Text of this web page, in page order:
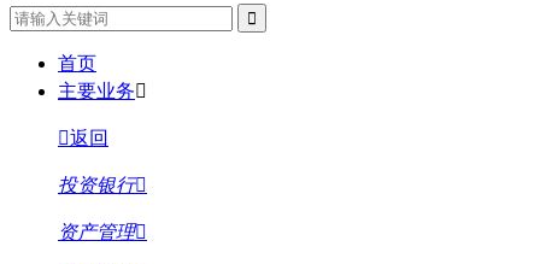
首页
主要业务
返回
投资银行
资产管理